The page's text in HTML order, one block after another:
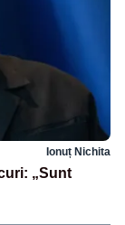
Ionuț Nichita
„Sunt